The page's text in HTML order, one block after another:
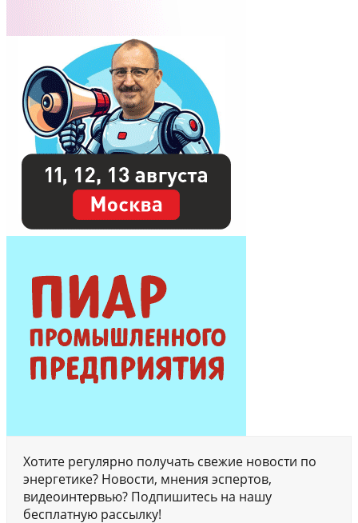
Хотите регулярно получать свежие новости по
энергетике? Новости, мнения эспертов,
видеоинтервью? Подпишитесь на нашу
бесплатную рассылку!